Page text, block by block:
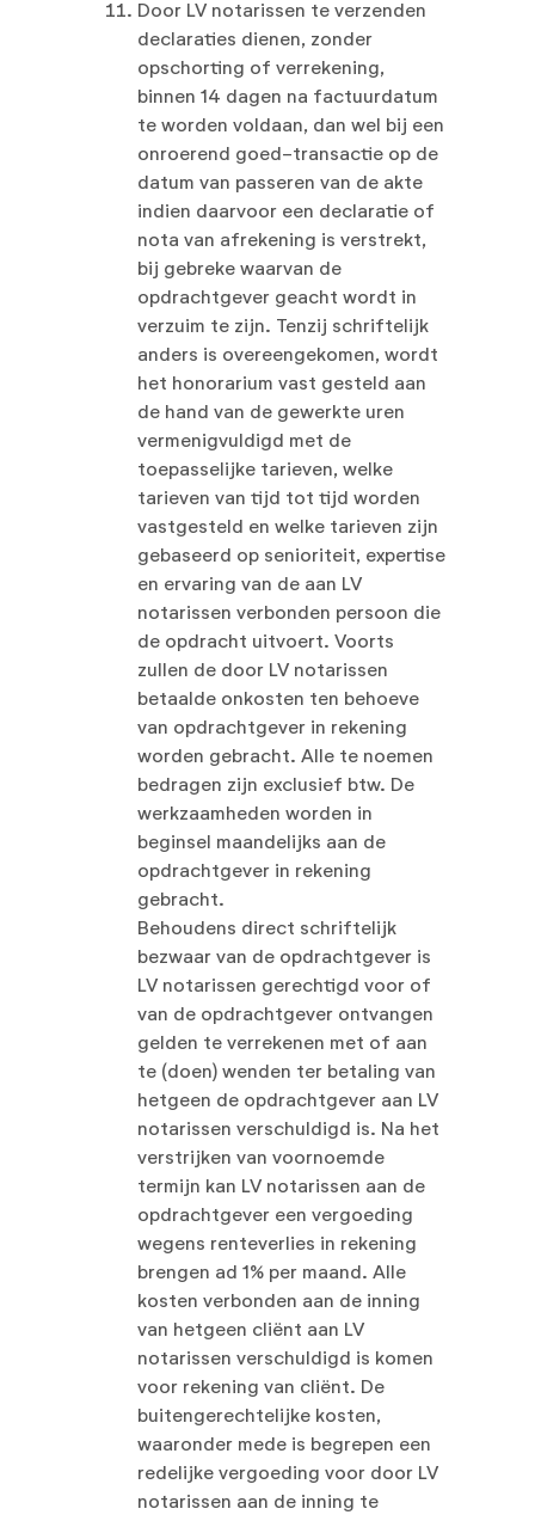
Door LV notarissen te verzenden
declaraties dienen, zonder
opschorting of verrekening,
binnen 14 dagen na factuurdatum
te worden voldaan, dan wel bij een
onroerend goed-transactie op de
datum van passeren van de akte
indien daarvoor een declaratie of
nota van afrekening is verstrekt,
bij gebreke waarvan de
opdrachtgever geacht wordt in
verzuim te zijn. Tenzij schriftelijk
anders is overeengekomen, wordt
het honorarium vast gesteld aan
de hand van de gewerkte uren
vermenigvuldigd met de
toepasselijke tarieven, welke
tarieven van tijd tot tijd worden
vastgesteld en welke tarieven zijn
gebaseerd op senioriteit, expertise
en ervaring van de aan LV
notarissen verbonden persoon die
de opdracht uitvoert. Voorts
zullen de door LV notarissen
betaalde onkosten ten behoeve
van opdrachtgever in rekening
worden gebracht. Alle te noemen
bedragen zijn exclusief btw. De
werkzaamheden worden in
beginsel maandelijks aan de
opdrachtgever in rekening
gebracht.
Behoudens direct schriftelijk
bezwaar van de opdrachtgever is
LV notarissen gerechtigd voor of
van de opdrachtgever ontvangen
gelden te verrekenen met of aan
te (doen) wenden ter betaling van
hetgeen de opdrachtgever aan LV
notarissen verschuldigd is. Na het
verstrijken van voornoemde
termijn kan LV notarissen aan de
opdrachtgever een vergoeding
wegens renteverlies in rekening
brengen ad 1% per maand. Alle
kosten verbonden aan de inning
van hetgeen cliënt aan LV
notarissen verschuldigd is komen
voor rekening van cliënt. De
buitengerechtelijke kosten,
waaronder mede is begrepen een
redelijke vergoeding voor door LV
notarissen aan de inning te